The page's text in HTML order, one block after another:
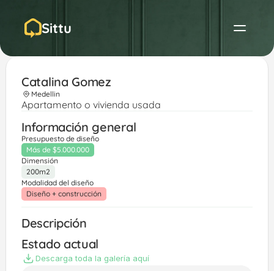
Sittu
Catalina Gomez
Medellin
Apartamento o vivienda usada
Información general
Presupuesto de diseño
Más de $5.000.000
Dimensión
200m2
Modalidad del diseño
Diseño + construcción
Descripción
Estado actual
Descarga toda la galería aquí